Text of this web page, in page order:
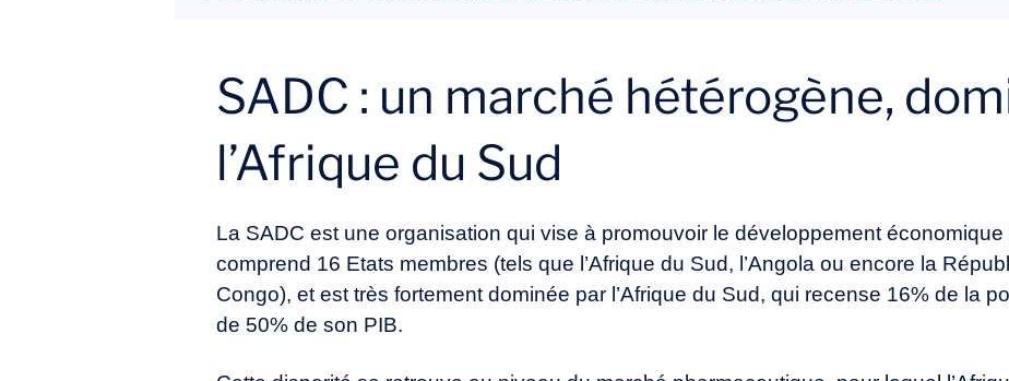
SADC : un marché hétérogène,
l’Afrique du Sud
La SADC est une organisation qui vise à promouvoir le développement économique
comprend 16 Etats membres (tels que l’Afrique du Sud, l’Angola ou encore la
Congo), et est très fortement dominée par l’Afrique du Sud, qui recense 16% de la
de 50% de son PIB.